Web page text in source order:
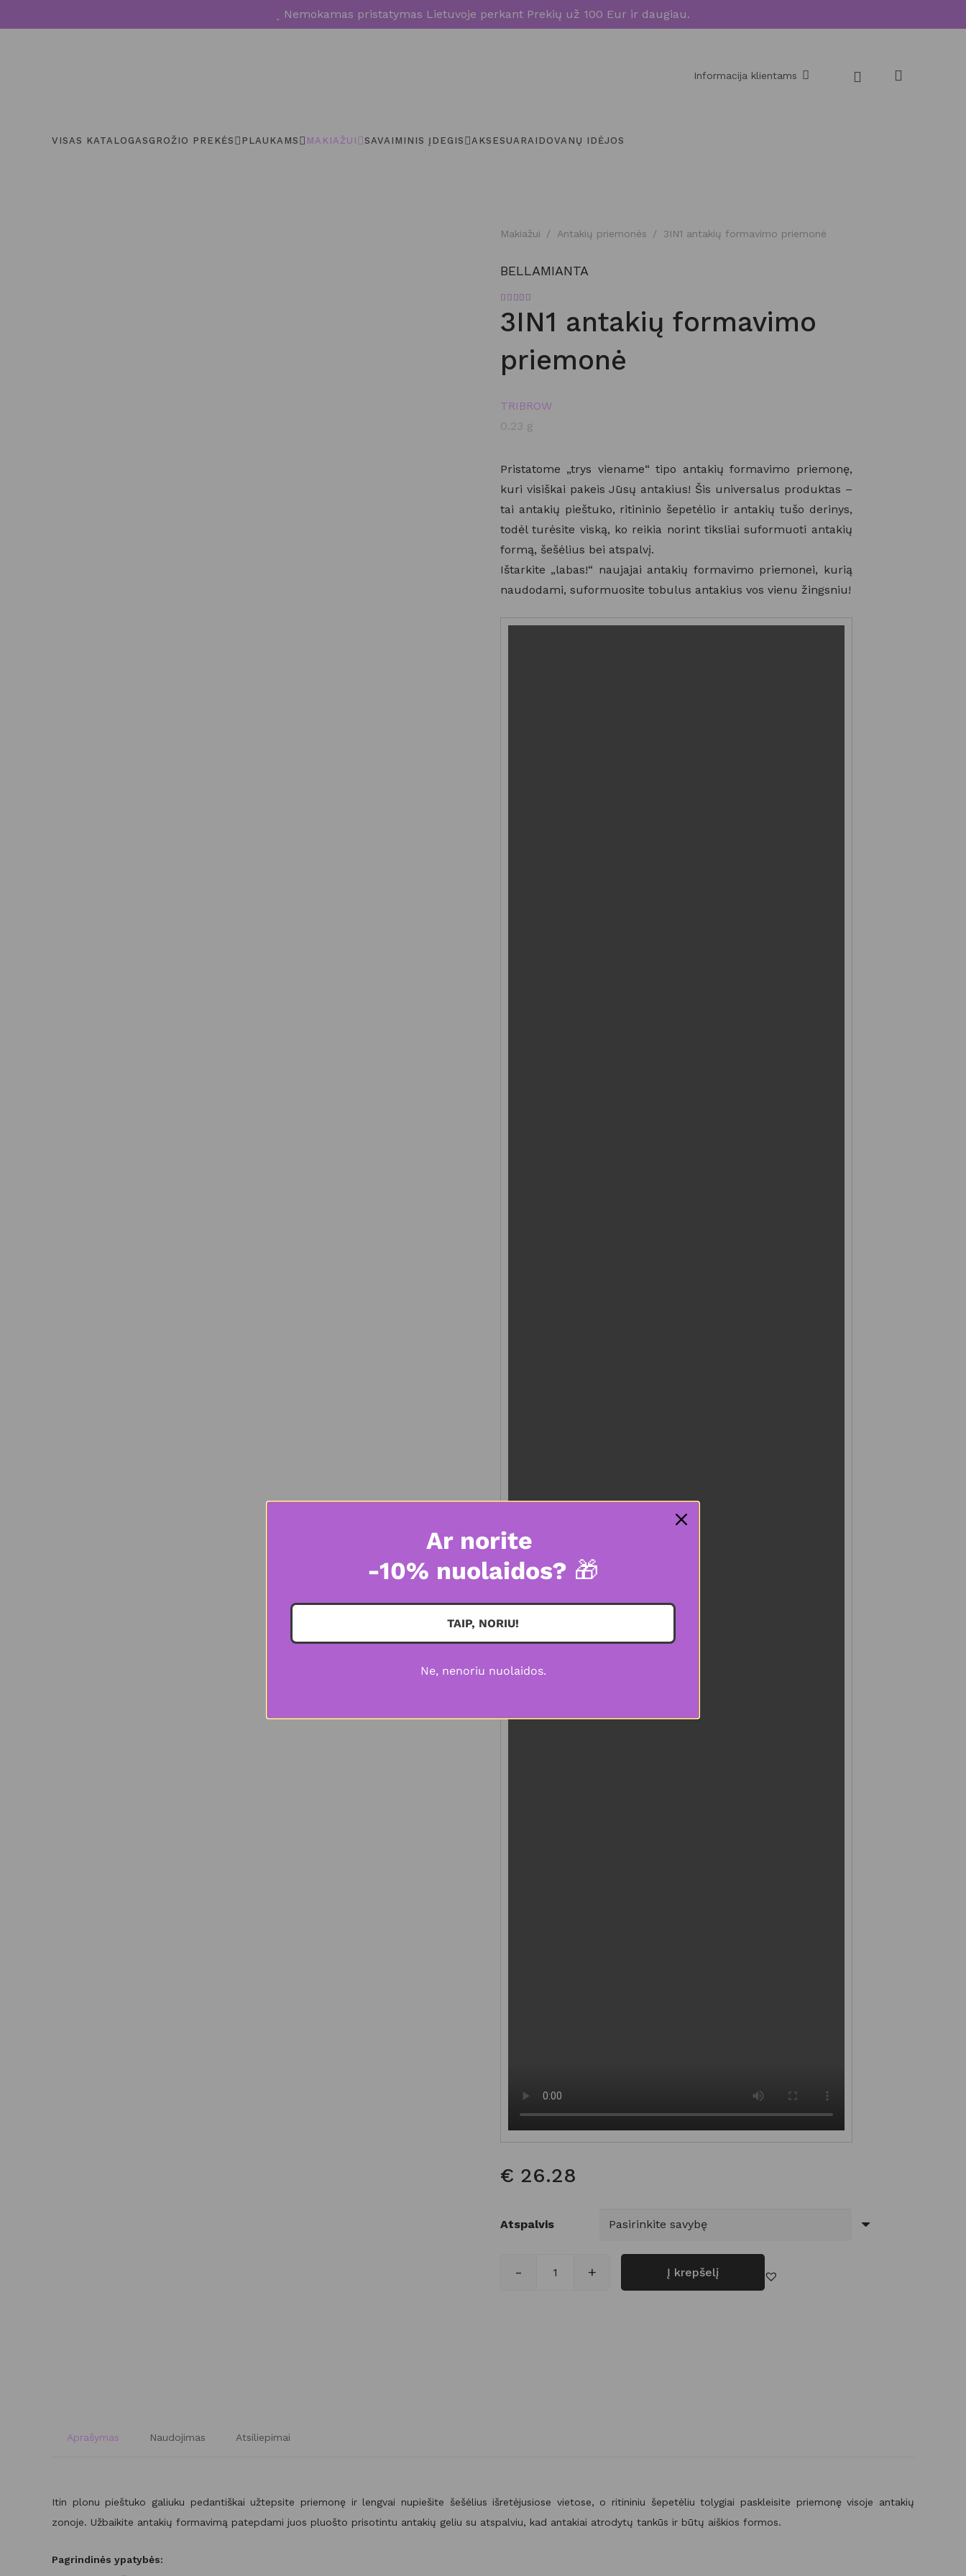
Nemokamas pristatymas Lietuvoje perkant Prekių už 100 Eur ir daugiau.
Informacija klientams
VISAS KATALOGASGROŽIO PREKĖS PLAUKAMS MAKIAŽUI SAVAIMINIS ĮDEGIS AKSESUARAI DOVANŲ IDĖJOS
Makiažui / Antakių priemonės / 3IN1 antakių formavimo priemonė
BELLAMIANTA
iš 5
3IN1 antakių formavimo
priemonė
TRIBROW
0.23 g
Pristatome „trys viename“ tipo antakių formavimo priemonę,
kuri visiškai pakeis Jūsų antakius! Šis universalus produktas –
tai antakių pieštuko, ritininio šepetėlio ir antakių tušo derinys,
todėl turėsite viską, ko reikia norint tiksliai suformuoti antakių
formą, šešėlius bei atspalvį.
Ištarkite „labas!“ naujajai antakių formavimo priemonei, kurią
naudodami, suformuosite tobulus antakius vos vienu žingsniu!
€ 26.28
Atspalvis
produkto kiekis: 3IN1 antakių formavimo priemonė
- + Į krepšelį
Aprašymas Naudojimas Atsiliepimai
Itin plonu pieštuko galiuku pedantiškai užtepsite priemonę ir lengvai nupiešite šešėlius išretėjusiose vietose, o ritininiu šepetėliu tolygiai paskleisite priemonę visoje antakių
zonoje. Užbaikite antakių formavimą patepdami juos pluošto prisotintu antakių geliu su atspalviu, kad antakiai atrodytų tankūs ir būtų aiškios formos.
Pagrindinės ypatybės:
Ar norite
-10% nuolaidos? 🎁
TAIP, NORIU!
Ne, nenoriu nuolaidos.